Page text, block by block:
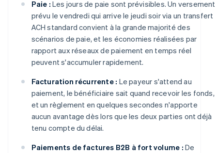
Paie : Les jours de paie sont prévisibles. Un versement
prévu le vendredi qui arrive le jeudi soir via un transfert
ACH standard convient à la grande majorité des
scénarios de paie, et les économies réalisées par
rapport aux réseaux de paiement en temps réel
peuvent s'accumuler rapidement.
Facturation récurrente : Le payeur s'attend au
paiement, le bénéficiaire sait quand recevoir les fonds,
et un règlement en quelques secondes n'apporte
aucun avantage dès lors que les deux parties ont déjà
tenu compte du délai.
Paiements de factures B2B à fort volume : De